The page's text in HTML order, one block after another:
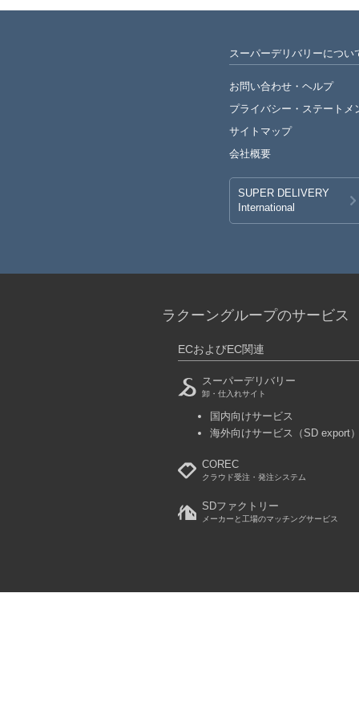
スーパーデリバリーについ
お問い合わせ・ヘルプ
プライバシー・ ステートメ
サイトマップ
会社概要
SUPER DELIVERY
International
ラクーングループのサービス
ECおよびEC関連
スーパーデリバリー
卸・仕入れサイト
国内向けサービス
海外向けサービス
（SD export
COREC
クラウド受注・発注システム
SDファクトリー
メーカーと工場のマッチングサービス